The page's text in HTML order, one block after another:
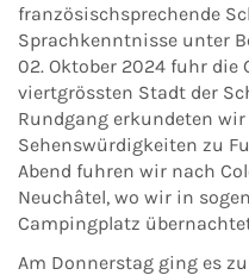
französischsprechende
Sprachkenntnisse unter
02. Oktober 2024 fuhr die
viertgrössten Stadt der
Rundgang erkundeten
Sehenswürdigkeiten zu
Abend fuhren wir nach
Neuchâtel, wo wir in
Campingplatz
Am Donnerstag ging es